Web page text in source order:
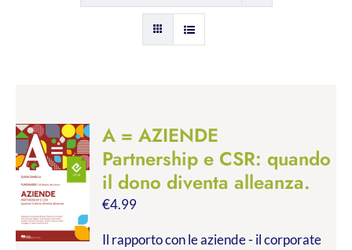
A = AZIENDE
Partnership e CSR: quando
il dono diventa alleanza.
€4.99
Il rapporto con le aziende - il corporate